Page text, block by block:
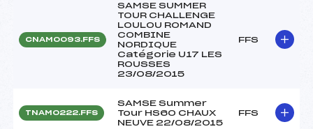
CNAM0093.FFS
SAMSE SUMMER
TOUR CHALLENGE
LOULOU ROMAND
COMBINE
NORDIQUE
Catégorie U17 LES
ROUSSES
23/08/2015
FFS
TNAM0222.FFS
SAMSE Summer
Tour HS60 CHAUX
NEUVE 22/08/2015
FFS